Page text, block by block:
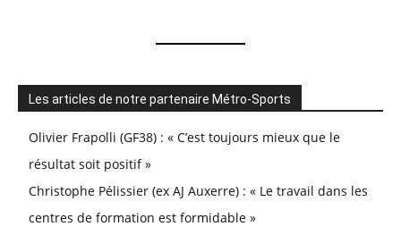
Les articles de notre partenaire Métro-Sports
Olivier Frapolli (GF38) : « C’est toujours mieux que le
résultat soit positif »
Christophe Pélissier (ex AJ Auxerre) : « Le travail dans les
centres de formation est formidable »